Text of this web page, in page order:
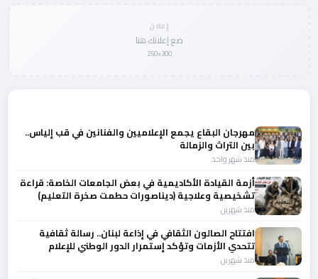
إعلان
ضع إعلانك هنا
300×250
مهرجان البقاع يجمع الإعلاميين والفنانين في قب إلياس..
بين التراث والزمالة
منذ شهر واحد
أزمة القيادة الأكاديمية في بعض الجامعات الخاصة: قراءة
تشخيصية وعلاجية (ديناصورات حطمت صخرة التعليم)
منذ شهرين
افتتاح الصالون الثقافي في إذاعة لبنان.. رسالة ثقافية
تتحدي الأزمات وتؤكد إستمرار الدور الوطني للإعلام
الرسمي
منذ شهرين